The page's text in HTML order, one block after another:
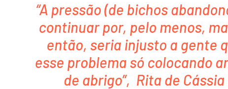
“A pressão (de bichos
continuar por, pelo menos,
então, seria injusto a gente
esse problema só colocando
de abrigo”, Rita de